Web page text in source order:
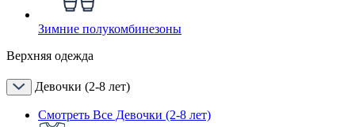
Зимние полукомбинезоны
Верхняя одежда
Девочки (2-8 лет)
Смотреть Все Девочки (2-8 лет)